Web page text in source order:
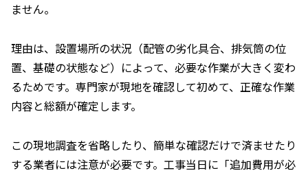
ません。
理由は、設置場所の状況（配管の劣化具合、排気筒の位
置、基礎の状態など）によって、必要な作業が大きく変わ
るためです。専門家が現地を確認して初めて、正確な作業
内容と総額が確定します。
この現地調査を省略したり、簡単な確認だけで済ませたり
する業者には注意が必要です。工事当日に「追加費用が必